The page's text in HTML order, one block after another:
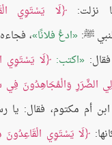
نزلت:
لَا يَسْتَوِي
ﷺ: ادعُ فلانًا ،
اكتب:
لَا يَسْتَوِي
الضَّرَرِ وَالْمُجَاهِدُونَ فِي
أم مكتوم، فقال: يا
لَا يَسْتَوِي الْقَاعِدُونَ